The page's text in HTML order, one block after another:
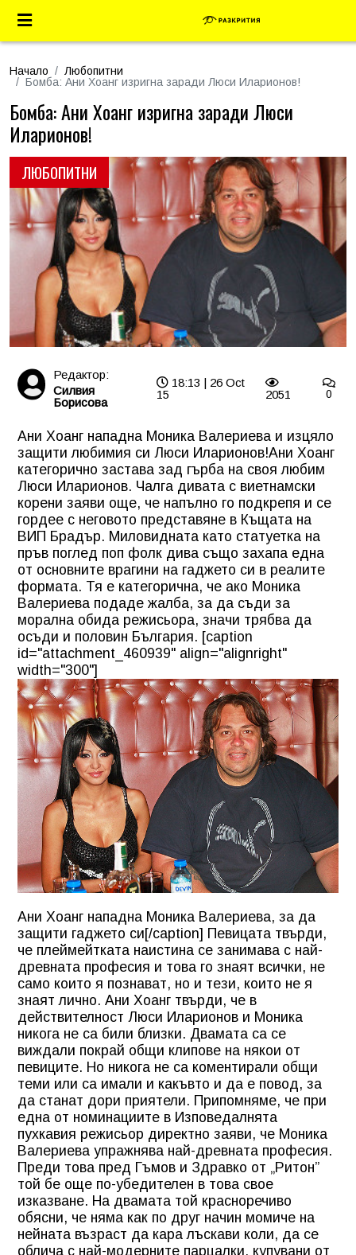
Начало
Любопитни
Бомба: Ани Хоанг изригна заради Люси Иларионов!
ЛЮБОПИТНИ
Бомба: Ани Хоанг изригна заради Люси
Иларионов!
Редактор:
Силвия
Борисова
18:13 | 26 Oct
15
2051 0
Ани Хоанг нападна Моника Валериева и изцяло
защити любимия си Люси Иларионов!Ани Хоанг
категорично застава зад гърба на своя любим
Люси Иларионов. Чалга дивата с виетнамски
корени заяви още, че напълно го подкрепя и се
гордее с неговото представяне в Къщата на
ВИП Брадър. Миловидната като статуетка на
пръв поглед поп фолк дива също захапа една
от основните врагини на гаджето си в реалите
формата. Тя е категорична, че ако Моника
Валериева подаде жалба, за да съди за
морална обида режисьора, значи трябва да
осъди и половин България. [caption
id="attachment_460939" align="alignright"
width="300"]
Ани Хоанг нападна Моника Валериева, за да
защити гаджето си[/caption] Певицата твърди,
че плеймейтката наистина се занимава с най-
древната професия и това го знаят всички, не
само които я познават, но и тези, които не я
знаят лично. Ани Хоанг твърди, че в
действителност Люси Иларионов и Моника
никога не са били близки. Двамата са се
виждали покрай общи клипове на някои от
певиците. Но никога не са коментирали общи
теми или са имали и какъвто и да е повод, за
да станат дори приятели. Припомняме, че при
една от номинациите в Изповедалнята
пухкавия режисьор директно заяви, че Моника
Валериева упражнява най-древната професия.
Преди това пред Гъмов и Здравко от „Ритон”
той бе още по-убедителен в това свое
изказване. На двамата той красноречиво
обясни, че няма как по друг начин момиче на
нейната възраст да кара лъскави коли, да се
облича с най-модерните парцалки, купувани от